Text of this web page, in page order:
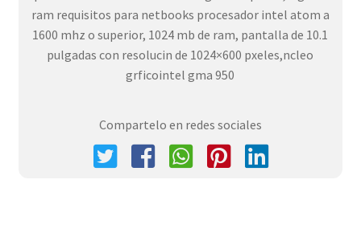
ram requisitos para netbooks procesador intel atom a
1600 mhz o superior, 1024 mb de ram, pantalla de 10.1
pulgadas con resolucin de 1024×600 pxeles,ncleo
grficointel gma 950
Compartelo en redes sociales